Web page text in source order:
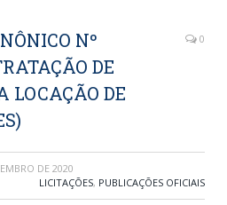
Nº
DE
LOCAÇÃO DE
0
DE 2020
LICITAÇÕES, PUBLICAÇÕES OFICIAIS